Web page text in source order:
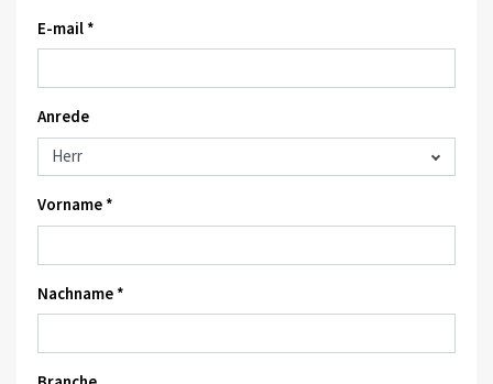
E-mail *
Anrede
Vorname *
Nachname *